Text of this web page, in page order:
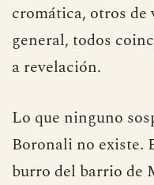
cromática, otros
general, todos
a revelación.
Lo que ninguno
Boronali no existe.
burro del barrio de